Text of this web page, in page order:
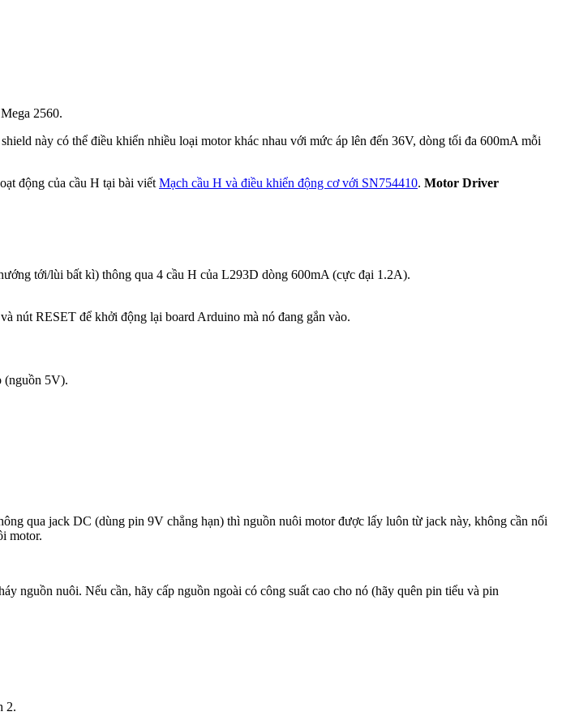
2560.
này có thể điều khiển nhiều loại motor khác nhau với mức áp lên đến 36V, dòng tối đa 600mA mỗi
động của cầu H tại bài viết Mạch cầu H và điều khiển động cơ với SN754410. Motor Driver
tới/lùi bất kì) thông qua 4 cầu H của L293D dòng 600mA (cực đại 1.2A).
nút RESET để khởi động lại board Arduino mà nó đang gắn vào.
(nguồn 5V).
qua jack DC (dùng pin 9V chẳng hạn) thì nguồn nuôi motor được lấy luôn từ jack này, không cần nối
motor.
nguồn nuôi. Nếu cần, hãy cấp nguồn ngoài có công suất cao cho nó (hãy quên pin tiểu và pin
2.